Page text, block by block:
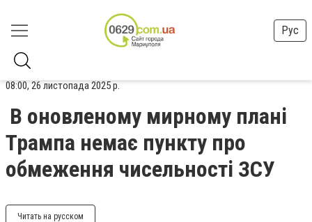
Рус
08:00, 26 листопада 2025 р.
В оновленому мирному плані
Трампа немає пункту про
обмеження чисельності ЗСУ
Читать на русском